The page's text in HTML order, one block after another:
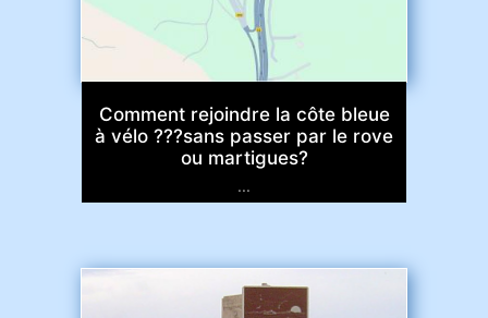
Comment rejoindre la côte bleue
à vélo ???sans passer par le rove
ou martigues?
...